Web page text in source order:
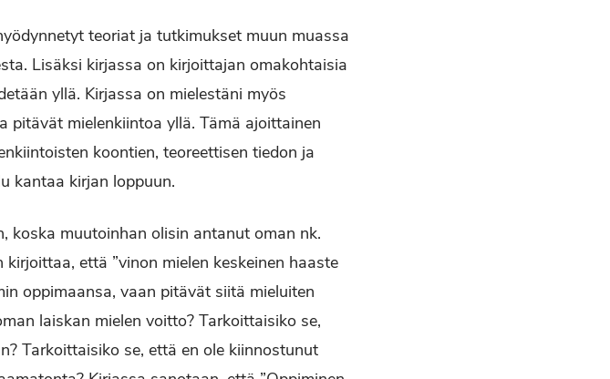
teoriat ja tutkimukset muun muassa
Lisäksi kirjassa on kirjoittajan omakohtaisia
yllä. Kirjassa on mielestäni myös
mielenkiintoa yllä. Tämä ajoittainen
koontien, teoreettisen tiedon ja
kantaa kirjan loppuun.
koska muutoinhan olisin antanut oman nk.
että ”vinon mielen keskeinen haaste
oppimaansa, vaan pitävät siitä mieluiten
laiskan mielen voitto? Tarkoittaisiko se,
Tarkoittaisiko se, että en ole kiinnostunut